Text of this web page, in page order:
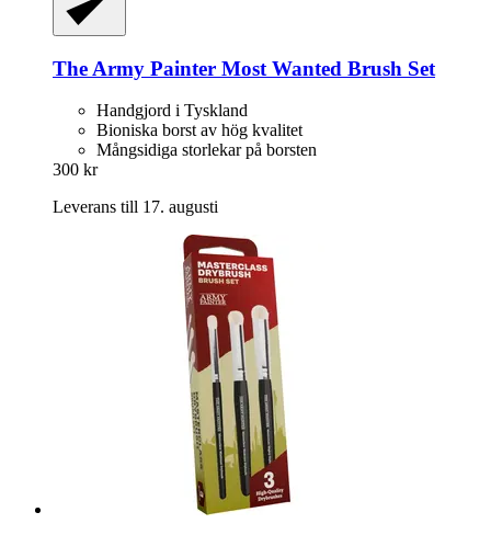
The Army Painter Most Wanted Brush Set
Handgjord i Tyskland
Bioniska borst av hög kvalitet
Mångsidiga storlekar på borsten
300 kr
Leverans till 17. augusti